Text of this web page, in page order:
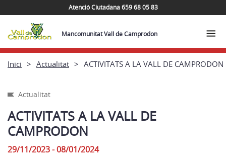
Atenció Ciutadana 659 68 05 83
Mancomunitat Vall de Camprodon
Inici Actualitat ACTIVITATS A LA VALL DE CAMPRODON
Actualitat
ACTIVITATS A LA VALL DE
CAMPRODON
29/11/2023 - 08/01/2024